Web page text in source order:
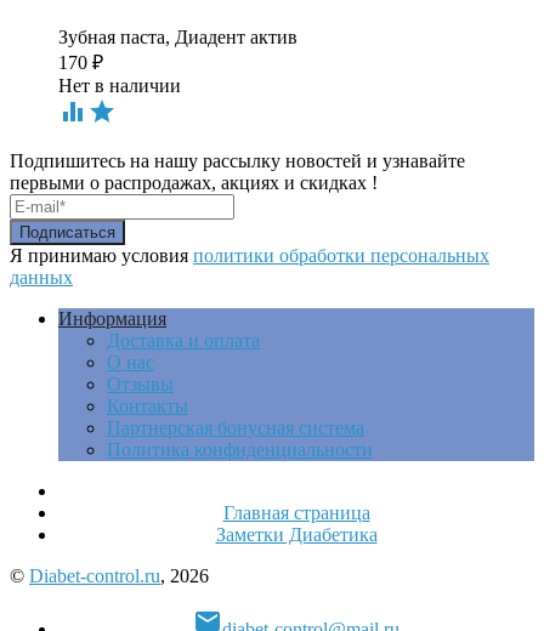
Зубная паста, Диадент актив
170 ₽
Нет в наличии
 
Подпишитесь на нашу рассылку новостей и узнавайте
первыми о распродажах, акциях и скидках !
Я принимаю условия политики обработки персональных
данных
Информация
Доставка и оплата
О нас
Отзывы
Контакты
Партнерская бонусная система
Политика конфиденциальности
Главная страница
Заметки Диабетика
© Diabet-control.ru, 2026
